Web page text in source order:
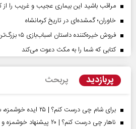
مراقب باشید این بیماری عجیب و غریب را از
خاوران؛ گمشده‌ای در تاریخ کرمانشاه
فروش خیره‌کننده داستان اسباب‌بازی ۵؛ بزرگ‌ترین افتتاحیه سال برای پیکسار
کتابی که شما را به مکث دعوت می‌کند
پربازدید پربحث
برای شام چی درست کنم؟ | ۲۵ ایده خوشمزه، ساده و فوری برای شام امشب
ناهار چی درست کنم؟ | ۲۰